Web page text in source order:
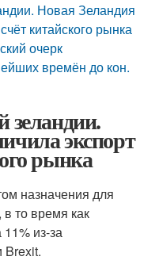
Новая Зеландия
китайского рынка
очерк
времён до кон.
зеландии.
экспорт
рынка
назначения для
то время как
из-за
Brexit.